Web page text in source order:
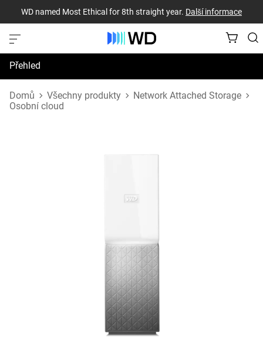
WD named Most Ethical for 8th straight year. Další informace
Přehled
Technické údaje
Domů Všechny produkty
Network Attached Storage
Osobní cloud